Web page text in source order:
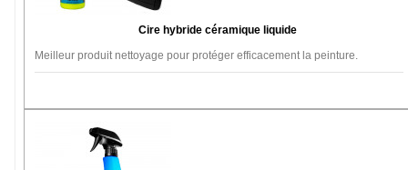
Cire hybride céramique liquide
Meilleur produit nettoyage pour protéger efficacement la peinture.